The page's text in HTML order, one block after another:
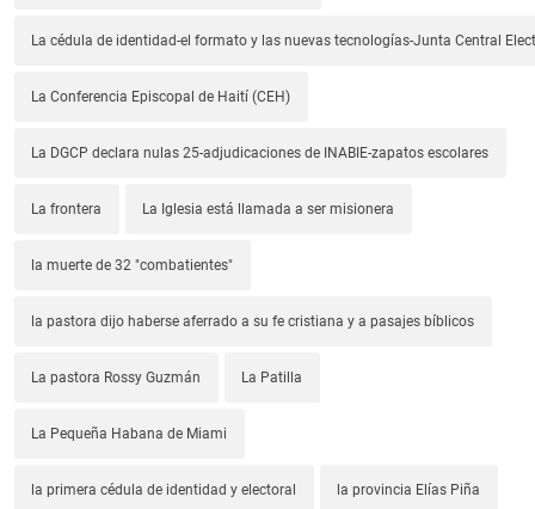
La cédula de identidad-el formato y las nuevas tecnologías-Junta Central
La Conferencia Episcopal de Haití (CEH)
La DGCP declara nulas 25-adjudicaciones de INABIE-zapatos escolares
La frontera La Iglesia está llamada a ser misionera
la muerte de 32 "combatientes"
la pastora dijo haberse aferrado a su fe cristiana y a pasajes bíblicos
La pastora Rossy Guzmán La Patilla
La Pequeña Habana de Miami
la primera cédula de identidad y electoral la provincia Elías Piña